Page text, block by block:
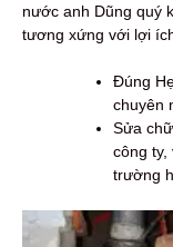
nước anh Dũng quý
tương xứng với lợi
Đúng
chuyên
Sửa
công ty,
trường